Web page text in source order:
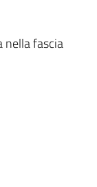
nella fascia